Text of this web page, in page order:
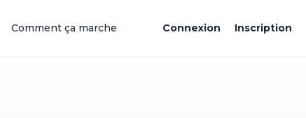
Comment ça marche Connexion Inscription